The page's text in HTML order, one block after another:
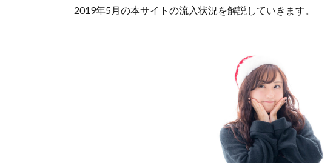
2019年5月の本サイトの流入状況を解説していきます。